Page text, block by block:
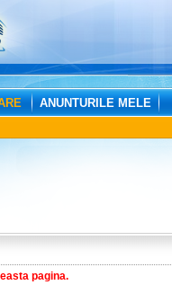
ANUNTURILE MELE
pagina.